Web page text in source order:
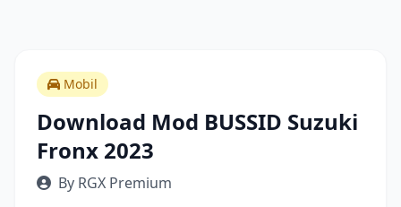
Mobil
Download Mod BUSSID Suzuki
Fronx 2023
By RGX Premium